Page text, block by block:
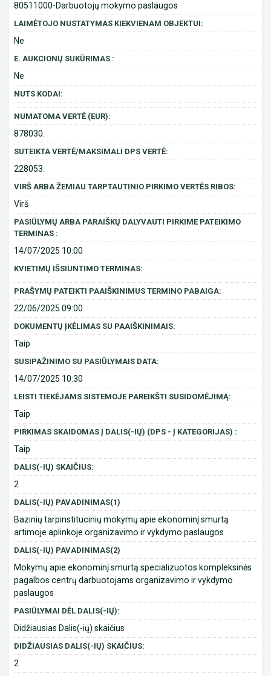
80511000-Darbuotojų mokymo paslaugos
LAIMĖTOJO NUSTATYMAS KIEKVIENAM OBJEKTUI:
Ne
E. AUKCIONŲ SUKŪRIMAS :
Ne
NUTS KODAI:
NUMATOMA VERTĖ (EUR):
878030.
SUTEIKTA VERTĖ/MAKSIMALI DPS VERTĖ:
228053.
VIRŠ ARBA ŽEMIAU TARPTAUTINIO PIRKIMO VERTĖS RIBOS:
Virš
PASIŪLYMŲ ARBA PARAIŠKŲ DALYVAUTI PIRKIME PATEIKIMO
TERMINAS :
14/07/2025 10:00
KVIETIMŲ IŠSIUNTIMO TERMINAS:
PRAŠYMŲ PATEIKTI PAAIŠKINIMUS TERMINO PABAIGA:
22/06/2025 09:00
DOKUMENTŲ ĮKĖLIMAS SU PAAIŠKINIMAIS:
Taip
SUSIPAŽINIMO SU PASIŪLYMAIS DATA:
14/07/2025 10:30
LEISTI TIEKĖJAMS SISTEMOJE PAREIKŠTI SUSIDOMĖJIMĄ:
Taip
PIRKIMAS SKAIDOMAS Į DALIS(-IŲ) (DPS - Į KATEGORIJAS) :
Taip
DALIS(-IŲ) SKAIČIUS:
2
DALIS(-IŲ) PAVADINIMAS(1)
Bazinių tarpinstitucinių mokymų apie ekonominį smurtą
artimoje aplinkoje organizavimo ir vykdymo paslaugos
DALIS(-IŲ) PAVADINIMAS(2)
Mokymų apie ekonominį smurtą specializuotos kompleksinės
pagalbos centrų darbuotojams organizavimo ir vykdymo
paslaugos
PASIŪLYMAI DĖL DALIS(-IŲ):
Didžiausias Dalis(-ių) skaičius
DIDŽIAUSIAS DALIS(-IŲ) SKAIČIUS:
2